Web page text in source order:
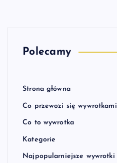
Polecamy
Strona główna
Co przewozi się wywrotkami
Co to wywrotka
Kategorie
Najpopularniejsze wywrotki